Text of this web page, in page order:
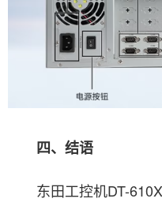
四、结语
东田工控机DT-